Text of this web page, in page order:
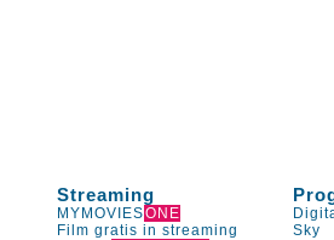
Streaming
MYMOVIESONE
Film gratis in streaming Sky